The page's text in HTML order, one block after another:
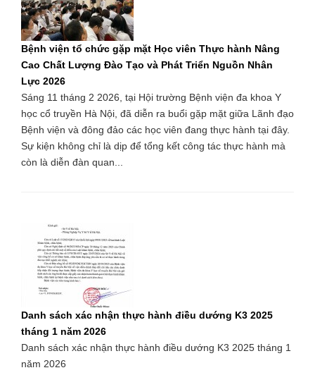
Bệnh viện tổ chức gặp mặt Học viên Thực hành Nâng
Cao Chất Lượng Đào Tạo và Phát Triển Nguồn Nhân
Lực 2026
Sáng 11 tháng 2 2026, tại Hội trường Bệnh viện đa khoa Y
học cổ truyền Hà Nội, đã diễn ra buổi gặp mặt giữa Lãnh đạo
Bệnh viện và đông đảo các học viên đang thực hành tại đây.
Sự kiện không chỉ là dịp để tổng kết công tác thực hành mà
còn là diễn đàn quan...
Danh sách xác nhận thực hành điều dướng K3 2025
tháng 1 năm 2026
Danh sách xác nhận thực hành điều dướng K3 2025 tháng 1
năm 2026